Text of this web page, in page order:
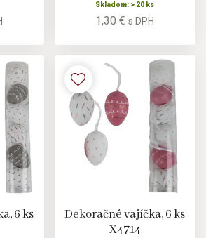
Skladom: > 20 ks
1,30 €s DPH
6 ks
Dekoračné vajíčka, 6 ks
X4714